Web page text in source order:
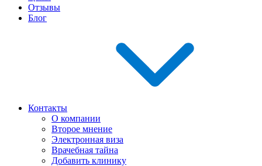
Отзывы
Блог
Контакты
О компании
Второе мнение
Электронная виза
Врачебная тайна
Добавить клинику